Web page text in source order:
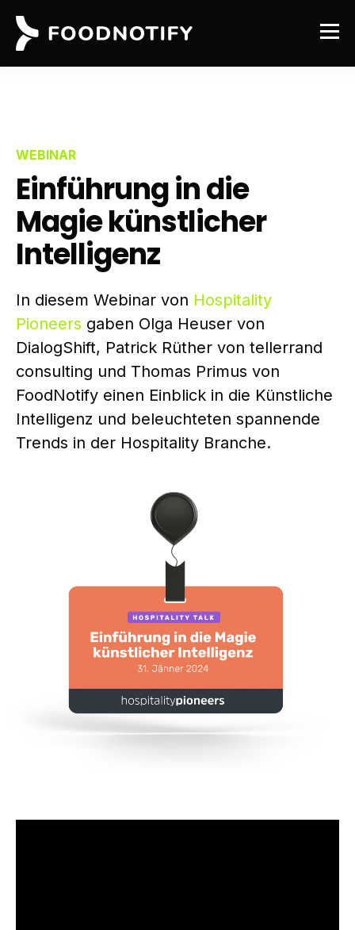
WEBINAR
Einführung in die
Magie künstlicher
Intelligenz
In diesem Webinar von Hospitality
Pioneers gaben Olga Heuser von
DialogShift, Patrick Rüther von tellerrand
consulting und Thomas Primus von
FoodNotify einen Einblick in die Künstliche
Intelligenz und beleuchteten spannende
Trends in der Hospitality Branche.